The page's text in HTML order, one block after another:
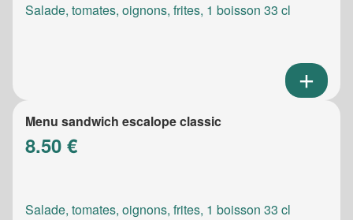
Salade, tomates, oignons, frites, 1 boisson 33 cl
Menu sandwich escalope classic
8.50 €
Salade, tomates, oignons, frites, 1 boisson 33 cl